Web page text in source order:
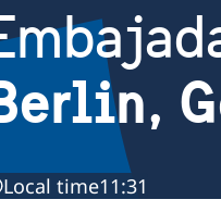
Local time11:31